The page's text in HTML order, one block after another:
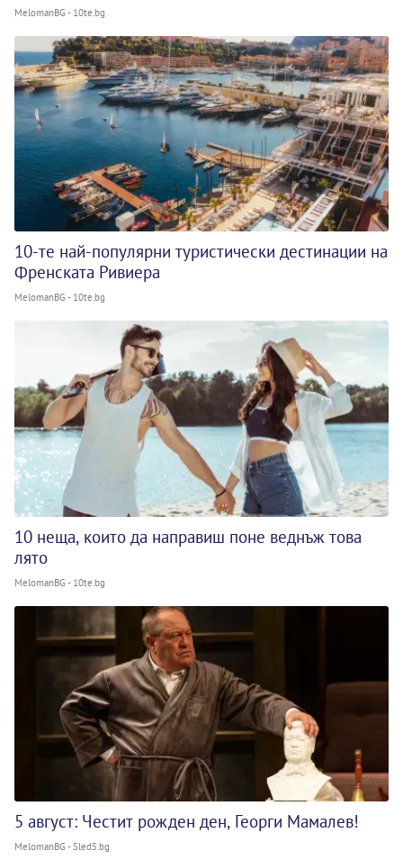
MelomanBG - 10te.bg
10-те най-популярни туристически дестинации на
Френската Ривиера
MelomanBG - 10te.bg
10 неща, които да направиш поне веднъж това
лято
MelomanBG - 10te.bg
5 август: Честит рожден ден, Георги Мамалев!
MelomanBG - Sled5.bg